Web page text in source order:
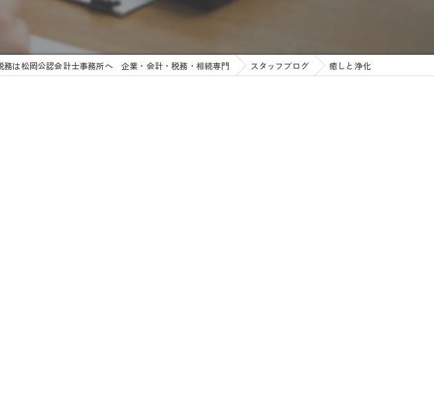
助成金
務は松岡公認会計士事務所へ 企業・会計・税務・相続専門 スタッフブログ 癒しと浄化